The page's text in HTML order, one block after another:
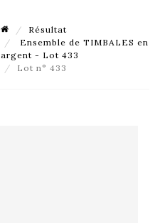
Résultat
Ensemble de TIMBALES en
argent - Lot 433
Lot n° 433